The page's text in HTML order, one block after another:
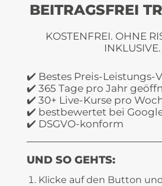
BEITRAGSFREI
KOSTENFREI. OHNE
INKLUSIVE.
✔️ Bestes Preis-Leistungs-
✔️ 365 Tage pro Jahr
✔️ 30+ Live-Kurse pro
✔️ bestbewertet bei
✔️ DSGVO-konform
UND SO GEHTS:
Klicke auf den Button